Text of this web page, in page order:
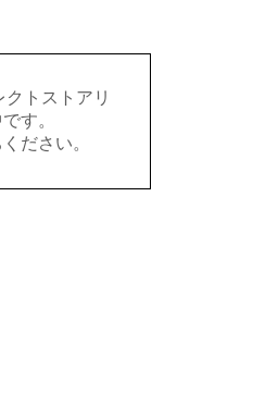
クトストアリ
す。
ださい。